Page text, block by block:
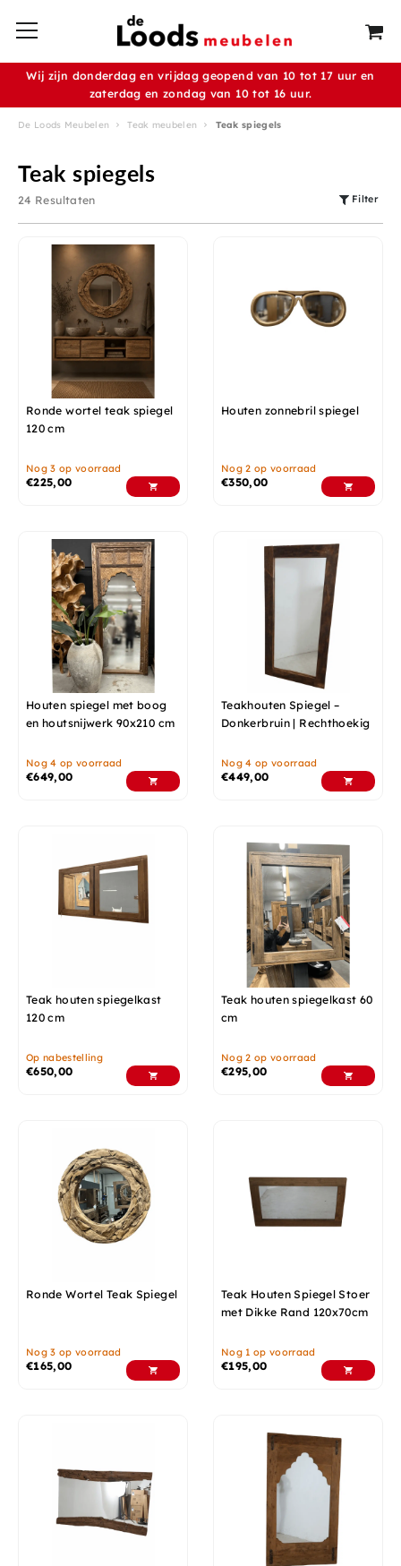
Wij zijn donderdag en vrijdag geopend van 10 tot 17 uur en
zaterdag en zondag van 10 tot 16 uur.
De Loods Meubelen Teak meubelen Teak spiegels
Teak spiegels
24 Resultaten Filter
Ronde wortel teak spiegel
120 cm
Nog 3 op voorraad
€225,00
Houten zonnebril spiegel
Nog 2 op voorraad
€350,00
Houten spiegel met boog
en houtsnijwerk 90x210 cm
Nog 4 op voorraad
€649,00
Teakhouten Spiegel –
Donkerbruin | Rechthoekig
Nog 4 op voorraad
€449,00
Teak houten spiegelkast
120 cm
Op nabestelling
€650,00
Teak houten spiegelkast 60
cm
Nog 2 op voorraad
€295,00
Ronde Wortel Teak Spiegel
Nog 3 op voorraad
€165,00
Teak Houten Spiegel Stoer
met Dikke Rand 120x70cm
Nog 1 op voorraad
€195,00